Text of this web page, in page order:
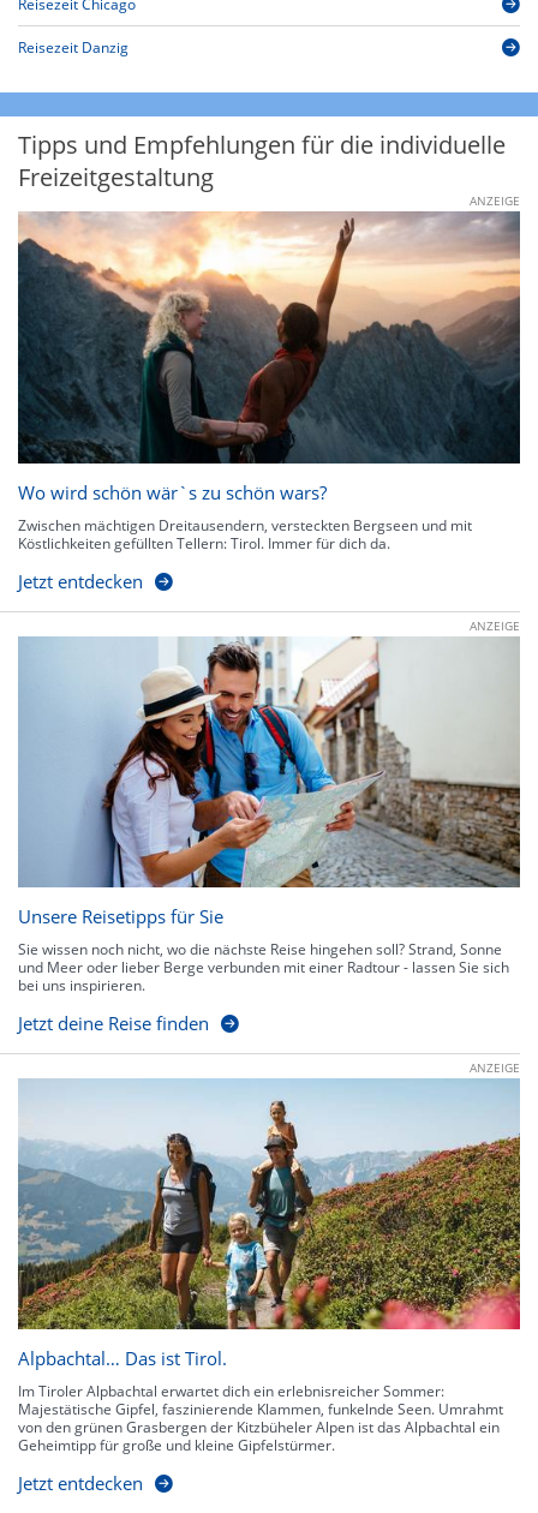
Reisezeit Chicago
Reisezeit Danzig
Tipps und Empfehlungen für die individuelle
Freizeitgestaltung
ANZEIGE
Wo wird schön wär`s zu schön wars?
Zwischen mächtigen Dreitausendern, versteckten Bergseen und mit
Köstlichkeiten gefüllten Tellern: Tirol. Immer für dich da.
Jetzt entdecken
ANZEIGE
Unsere Reisetipps für Sie
Sie wissen noch nicht, wo die nächste Reise hingehen soll? Strand, Sonne
und Meer oder lieber Berge verbunden mit einer Radtour - lassen Sie sich
bei uns inspirieren.
Jetzt deine Reise finden
ANZEIGE
Alpbachtal… Das ist Tirol.
Im Tiroler Alpbachtal erwartet dich ein erlebnisreicher Sommer:
Majestätische Gipfel, faszinierende Klammen, funkelnde Seen. Umrahmt
von den grünen Grasbergen der Kitzbüheler Alpen ist das Alpbachtal ein
Geheimtipp für große und kleine Gipfelstürmer.
Jetzt entdecken